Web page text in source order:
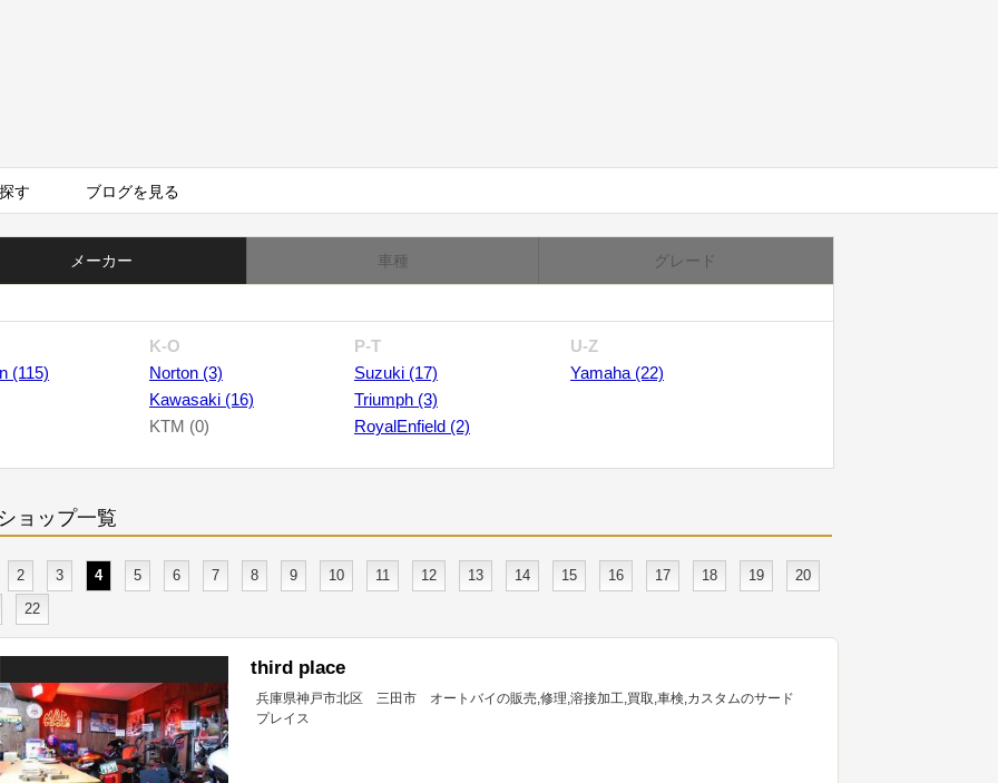
す ブログを見る
メーカー 車種 グレード
(115)
K-O
Norton (3)
Kawasaki (16)
KTM (0)
P-T
Suzuki (17)
Triumph (3)
RoyalEnfield (2)
U-Z
Yamaha (22)
ショップ一覧
2 3 4 5 6 7 8 9 10 11 12 13 14 15 16 17 18 19
20
22
third place
兵庫県神戸市北区 三田市 オートバイの販売,修理,溶接加工,買取,車検,カスタムのサード
プレイス